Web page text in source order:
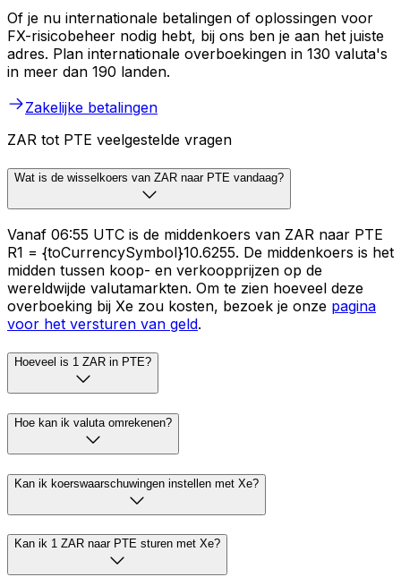
Of je nu internationale betalingen of oplossingen voor
FX-risicobeheer nodig hebt, bij ons ben je aan het juiste
adres. Plan internationale overboekingen in 130 valuta's
in meer dan 190 landen.
Zakelijke betalingen
ZAR tot PTE veelgestelde vragen
Wat is de wisselkoers van ZAR naar PTE vandaag?
Vanaf 06:55 UTC is de middenkoers van ZAR naar PTE
R1 = {toCurrencySymbol}10.6255. De middenkoers is het
midden tussen koop- en verkoopprijzen op de
wereldwijde valutamarkten. Om te zien hoeveel deze
overboeking bij Xe zou kosten, bezoek je onze pagina
voor het versturen van geld.
Hoeveel is 1 ZAR in PTE?
Hoe kan ik valuta omrekenen?
Kan ik koerswaarschuwingen instellen met Xe?
Kan ik 1 ZAR naar PTE sturen met Xe?